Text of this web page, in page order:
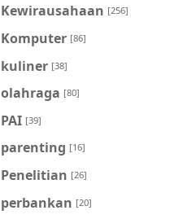
Kewirausahaan [256]
Komputer [86]
kuliner [38]
olahraga [80]
PAI [39]
parenting [16]
Penelitian [26]
perbankan [20]